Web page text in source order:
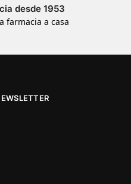
desde 1953
farmacia a casa